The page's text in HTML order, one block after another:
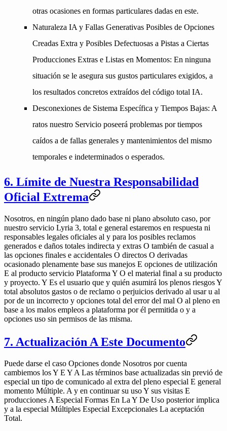
otras ocasiones en formas particulares dadas en este.
Naturaleza IA y Fallas Generativas Posibles de Opciones
Creadas Extra y Posibles Defectuosas a Pistas a Ciertas
Producciones Extras e Listas en Momentos: En ninguna
situación se le asegura sus gustos particulares exigidos, a
los resultados concretos extraídos del código total IA.
Desconexiones de Sistema Específica y Tiempos Bajas: A
ratos nuestro Servicio poseerá problemas por tiempos
caídos a de fallas generales y mantenimientos del mismo
temporales e indeterminados o esperados.
6. Límite de Nuestra Responsabilidad
Oficial Extrema
Nosotros, en ningún plano dado base ni plano absoluto caso, por
nuestro servicio Lyria 3, total e general estaremos en respuesta ni
responsables legales oficiales al y para los posibles reclamos
generados e daños totales indirecta y extras O también de casual a
las opciones finales e accidentales O directos O derivadas
ocasionado plenamente base sus manejos E opciones de utilización
E al producto servicio Plataforma Y O el material final a su producto
y proyecto. Y Es el usuario que y quién asumirá los plenos riesgos Y
total absolutos gastos o de reclamo o perjuicios derivado al usar u al
por de un incorrecto y opciones total del error del mal O al pleno en
base a los malos empleos a plataforma por él permitida o y a
opciones uso sin permisos de las misma.
7. Actualización A Este Documento
Puede darse el caso Opciones donde Nosotros por cuenta
cambiemos los Y E Y A Las términos base actualizadas sin previó de
especial un tipo de comunicado al extra del pleno especial E general
momento Múltiple. A y en continuar su uso Y sus visitas E
producciones A Especial Formas En La Y De Uso posterior implica
y a la especial Múltiples Especial Excepcionales La aceptación
Total.